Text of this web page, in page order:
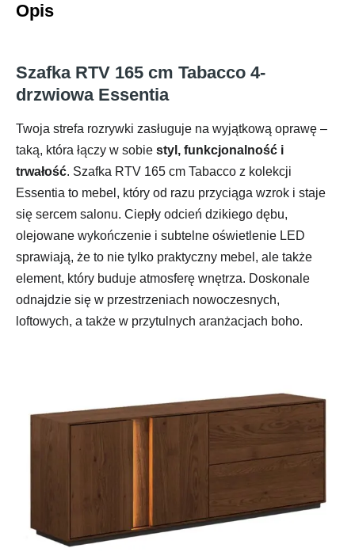
Opis
Szafka RTV 165 cm Tabacco 4-
drzwiowa Essentia
Twoja strefa rozrywki zasługuje na wyjątkową oprawę –
taką, która łączy w sobie styl, funkcjonalność i
trwałość. Szafka RTV 165 cm Tabacco z kolekcji
Essentia to mebel, który od razu przyciąga wzrok i staje
się sercem salonu. Ciepły odcień dzikiego dębu,
olejowane wykończenie i subtelne oświetlenie LED
sprawiają, że to nie tylko praktyczny mebel, ale także
element, który buduje atmosferę wnętrza. Doskonale
odnajdzie się w przestrzeniach nowoczesnych,
loftowych, a także w przytulnych aranżacjach boho.